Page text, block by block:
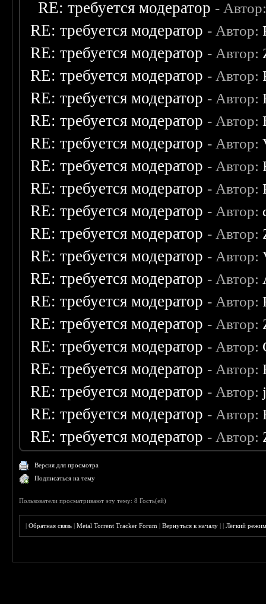
RE: требуется модератор -
RE: требуется модератор - Автор:
RE: требуется модератор - Автор:
RE: требуется модератор - Автор:
RE: требуется модератор - Автор:
RE: требуется модератор - Автор:
RE: требуется модератор - Автор:
RE: требуется модератор - Автор:
RE: требуется модератор - Автор:
RE: требуется модератор - Автор:
RE: требуется модератор - Автор:
RE: требуется модератор - Автор:
RE: требуется модератор - Автор:
RE: требуется модератор - Автор:
RE: требуется модератор - Автор:
RE: требуется модератор - Автор:
RE: требуется модератор - Автор:
RE: требуется модератор - Автор:
RE: требуется модератор - Автор:
RE: требуется модератор - Автор:
Версия для просмотра
Подписаться на тему
Пользователи просматривают эту тему: 8 Гость(ей)
|Обратная связь |Metal Torrent Tracker Forum |Вернуться к началу ||Лёгкий